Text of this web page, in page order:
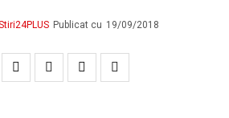
Publicat cu 19/09/2018